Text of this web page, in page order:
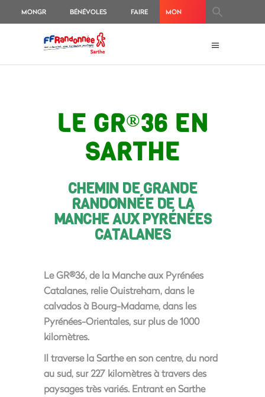
MONGR BÉNÉVOLES FAIRE MON
LE GR®36 EN
SARTHE
CHEMIN DE GRANDE
RANDONNÉE DE LA
MANCHE AUX PYRÉNÉES
CATALANES
Le GR®36, de la Manche aux Pyrénées
Catalanes, relie Ouistreham, dans le
calvados à Bourg-Madame, dans les
Pyrénées-Orientales, sur plus de 1000
kilomètres.
Il traverse la Sarthe en son centre, du nord
au sud, sur 227 kilomètres à travers des
paysages très variés. Entrant en Sarthe